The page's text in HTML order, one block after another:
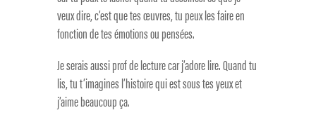
veux dire, c’est que tes œuvres, tu peux les faire en
fonction de tes émotions ou pensées.
Je serais aussi prof de lecture car j’adore lire. Quand tu
lis, tu t’imagines l’histoire qui est sous tes yeux et
j’aime beaucoup ça.